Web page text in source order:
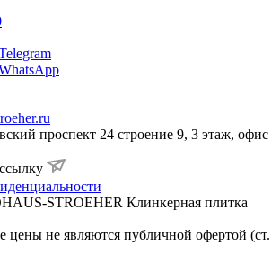
проспект 24 строение 9, 3 этаж, офис
STROEHER Клинкерная плитка
цены не являются публичной офертой (ст.